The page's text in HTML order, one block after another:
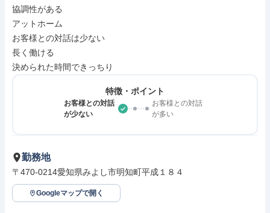
協調性がある
アットホーム
お客様との対話は少ない
長く働ける
決められた時間できっちり
特徴・ポイント
お客様との対話
が少ない
お客様との対話
が多い
勤務地
〒470-0214愛知県みよし市明知町平成１８４
Googleマップで開く